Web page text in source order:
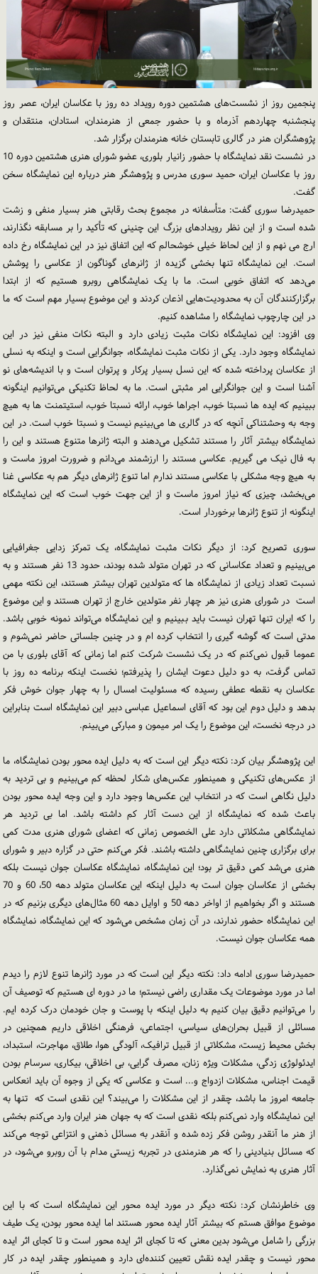
نظرسنجی
تماس با ما
پنجمین روز از نشست‌های هشتمین دوره رویداد ده روز با عکاسان ایران، عصر روز
پنجشنبه چهاردهم آذرماه و با حضور جمعی از هنرمندان، استادان، منتقدان و
پژوهشگران هنر در گالری تابستان خانه هنرمندان برگزار شد.
در نشست نقد نمایشگاه با حضور زانیار بلوری، عضو شورای هنری هشتمین دوره 10
روز با عکاسان ایران، حمید سوری مدرس و پژوهشگر هنر درباره این نمایشگاه سخن
گفت.
حمیدرضا سوری گفت: متأسفانه در مجموع بحث رقابتی هنر بسیار منفی و زشت
شده است و از این نظر رویدادهای بزرگ این چنینی که تأکید را بر مسابقه نگذارند،
ارج می نهم و از این لحاظ خیلی خوشحالم که این اتفاق نیز در این نمایشگاه رخ داده
است. این نمایشگاه تنها بخشی گزیده از ژانرهای گوناگون از عکاسی را پوشش
می‌دهد که اتفاق خوبی است. ما با یک نمایشگاهی روبرو هستیم که از ابتدا
برگزارکنندگان آن به محدودیت‌هایی اذعان کردند و این موضوع بسیار مهم است که ما
در این چارچوب نمایشگاه را مشاهده کنیم.
وی افزود: این نمایشگاه نکات مثبت زیادی دارد و البته نکات منفی نیز در این
نمایشگاه وجود دارد. یکی از نکات مثبت نمایشگاه، جوانگرایی است و اینکه به نسلی
از عکاسان پرداخته شده که این نسل بسیار پرکار و پرتوان است و با اندیشه‌های نو
آشنا است و این جوانگرایی امر مثبتی است. ما به لحاظ تکنیکی می‌توانیم اینگونه
ببینیم که ایده ها نسبتا خوب، اجراها خوب، ارائه نسبتا خوب، استیتمنت ها به هیچ
وجه به وحشتناکی آنچه که در گالری ها می‌بینیم نیست و نسبتا خوب است. در این
نمایشگاه بیشتر آثار را مستند تشکیل می‌دهند و البته ژانرها متنوع هستند و این را
به فال نیک می‌ گیریم. عکاسی مستند را ارزشمند می‌دانم و ضرورت امروز ماست و
به هیچ وجه مشکلی با عکاسی مستند ندارم اما تنوع ژانرهای دیگر هم به عکاسی غنا
می‌بخشد، چیزی که نیاز امروز ماست و از این جهت خوب است که این نمایشگاه
اینگونه از تنوع ژانرها برخوردار است.
سوری تصریح کرد: از دیگر نکات مثبت نمایشگاه، یک تمرکز زدایی جغرافیایی
می‌بینیم و تعداد عکاسانی که در تهران متولد شده بودند، حدود 13 نفر هستند و به
نسبت تعداد زیادی از نمایشگاه ها که متولدین تهران بیشتر هستند، این نکته مهمی
است در شورای هنری نیز هر چهار نفر متولدین خارج از تهران هستند و این موضوع
را که ایران تنها تهران نیست باید ببینیم و این نمایشگاه می‌تواند نمونه خوبی باشد.
مدتی است که گوشه گیری را انتخاب کرده ام و در چنین جلساتی حاضر نمی‌شوم و
عموما قبول نمی‌کنم که در یک نشست شرکت کنم اما زمانی که آقای بلوری با من
تماس گرفت، به دو دلیل دعوت ایشان را پذیرفتم؛ نخست اینکه برنامه ده روز با
عکاسان به نقطه عطفی رسیده که مسئولیت امسال را به چهار جوان خوش فکر
بدهد و دلیل دوم این بود که آقای اسماعیل عباسی دبیر این نمایشگاه است بنابراین
در درجه نخست، این موضوع را یک امر میمون و مبارکی می‌بینم.
این پژوهشگر بیان کرد: نکته دیگر این است که به دلیل ایده محور بودن نمایشگاه، ما
از عکس‌های تکنیکی و همینطور عکس‌های شکار لحظه کم می‌بینیم و بی تردید به
دلیل نگاهی است که در انتخاب این عکس‌ها وجود دارد و این وجه ایده محور بودن
باعث شده که نمایشگاه از این دست آثار کم داشته باشد. اما بی تردید هر
نمایشگاهی مشکلاتی دارد علی الخصوص زمانی که اعضای شورای هنری مدت کمی
برای برگزاری چنین نمایشگاهی داشته باشند. فکر می‌کنم حتی در گزاره دبیر و شورای
هنری می‌شد کمی دقیق تر بود؛ این نمایشگاه، نمایشگاه عکاسان جوان نیست بلکه
بخشی از عکاسان جوان است به دلیل اینکه این عکاسان متولد دهه 50، 60 و 70
هستند و اگر بخواهیم از اواخر دهه 50 و اوایل دهه 60 مثال‌های دیگری بزنیم که در
این نمایشگاه حضور ندارند، در آن زمان مشخص می‌شود که این نمایشگاه، نمایشگاه
همه عکاسان جوان نیست.
حمیدرضا سوری ادامه داد: نکته دیگر این است که در مورد ژانرها تنوع لازم را دیدم
اما در مورد موضوعات یک مقداری راضی نیستم؛ ما در دوره ای هستیم که توصیف آن
را می‌توانیم دقیق بیان کنیم به دلیل اینکه با پوست و جان خودمان درک کرده ایم.
مسائلی از قبیل بحران‌های سیاسی، اجتماعی، فرهنگی اخلاقی داریم همچنین در
بخش محیط زیست، مشکلاتی از قبیل ترافیک، آلودگی هوا، طلاق، مهاجرت، استبداد،
ایدئولوژی زدگی، مشکلات ویژه زنان، مصرف گرایی، بی اخلاقی، بیکاری، سرسام بودن
قیمت اجناس، مشکلات ازدواج و... است و عکاسی که یکی از وجوه آن باید انعکاس
جامعه امروز ما باشد، چقدر از این مشکلات را می‌بیند؟ این نقدی است که تنها به
این نمایشگاه وارد نمی‌کنم بلکه نقدی است که به جهان هنر ایران وارد می‌کنم بخشی
از هنر ما آنقدر روشن فکر زده شده و آنقدر به مسائل ذهنی و انتزاعی توجه می‌کند
که مسائل بنیادینی را که هر هنرمندی در تجربه زیستی مدام با آن روبرو می‌شود، در
آثار هنری به نمایش نمی‌گذارد.
وی خاطرنشان کرد: نکته دیگر در مورد ایده محور این نمایشگاه است که با این
موضوع موافق هستم که بیشتر آثار ایده محور هستند اما ایده محور بودن، یک طیف
بزرگی را شامل می‌شود بدین معنی که تا کجای اثر ایده محور است و تا کجای اثر ایده
محور نیست و چقدر ایده نقش تعیین کننده‌ای دارد و همینطور چقدر ایده در کار